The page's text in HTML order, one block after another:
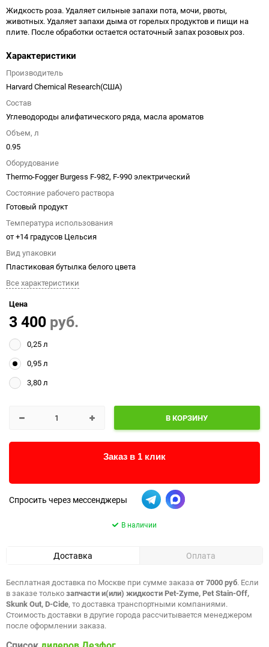
Жидкость роза. Удаляет сильные запахи пота, мочи, рвоты,
животных. Удаляет запахи дыма от горелых продуктов и пищи на
плите. После обработки остается остаточный запах розовых роз.
Характеристики
Производитель
Harvard Chemical Research(США)
Состав
Углеводороды алифатического ряда, масла ароматов
Объем, л
0.95
Оборудование
Thermo-Fogger Burgess F-982, F-990 электрический
Состояние рабочего раствора
Готовый продукт
Температура использования
от +14 градусов Цельсия
Вид упаковки
Пластиковая бутылка белого цвета
Все характеристики
Цена
3 400 руб.
0,25 л
0,95 л
3,80 л
В КОРЗИНУ
Заказ в 1 клик
Спросить через мессенджеры
В наличии
Доставка Оплата
Бесплатная доставка по Москве при сумме заказаот 7000 руб. Если
в заказе толькозапчасти и(или) жидкости Pet-Zyme, Pet Stain-Off,
Skunk Out, D-Cide, то доставка транспортными компаниями.
Стоимость доставки в другие города рассчитывается менеджером
после оформлении заказа.